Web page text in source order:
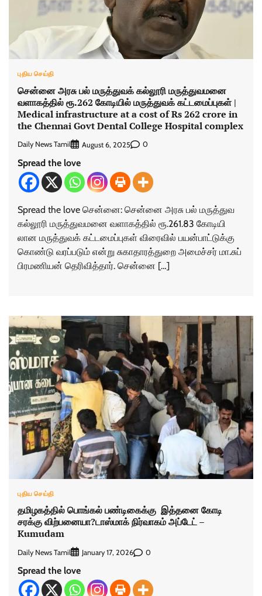
புதிய செய்தி
சென்னை அரசு பல் மருத்துவக் கல்லூரி மருத்துவமனை
வளாகத்தில் ரூ.262 கோடியில் மருத்துவக் கட்டமைப்புகள் |
Medical infrastructure at a cost of Rs 262 crore in
the Chennai Govt Dental College Hospital complex
Daily News Tamil August 6, 2025 0
Spread the love
Spread the love சென்னை: சென்னை அரசு பல் மருத்​துவ
கல்​லூரி மருத்​து​வ​மனை வளாகத்​தில் ரூ.261.83 கோடியி​
லான மருத்​து​வக் கட்டமைப்புகள் விரை​வில் பயன்​பாட்​டுக்கு
கொண்​டு​ வரப்​படும் என்று சுகா​தா​ரத்​துறை அமைச்​சர் மா.சுப்​
பிரமணி​யன் தெரிவித்​தார். சென்னை […]
புதிய செய்தி
தமிழகத்தில் பொங்கல் பண்டிகைக்கு இத்தனை கோடி
சரக்கு விற்பனையா?டாஸ்மாக் நிர்வாகம் அப்டேட் –
Kumudam
Daily News Tamil January 17, 2026 0
Spread the love